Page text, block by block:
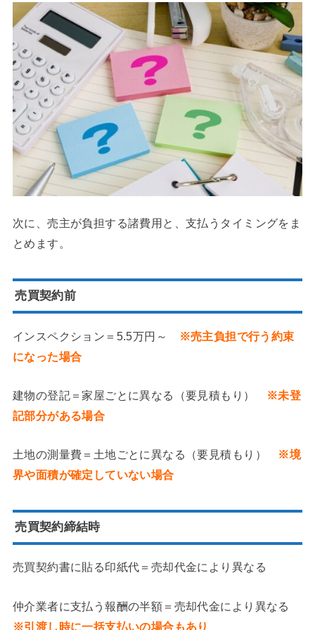
次に、売主が負担する諸費用と、支払うタイミングをま
とめます。
売買契約前
インスペクション＝5.5万円～
※売主負担で行う約束
になった場合
建物の登記＝家屋ごとに異なる（要見積もり）
※未登
記部分がある場合
土地の測量費＝土地ごとに異なる（要見積もり） ※境
界や面積が確定していない場合
売買契約締結時
売買契約書に貼る印紙代＝売却代金により異なる
仲介業者に支払う報酬の半額＝売却代金により異なる
※引渡し時に一括支払いの場合もあり